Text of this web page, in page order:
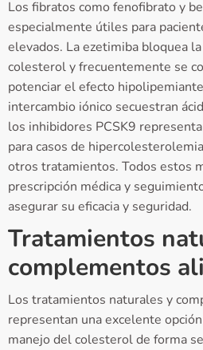
Los fibratos como fenofibrato y
especialmente útiles para
elevados. La ezetimiba bloquea
colesterol y frecuentemente se
potenciar el efecto
intercambio iónico secuestran
los inhibidores PCSK9
para casos de
otros tratamientos. Todos estos
prescripción médica y
asegurar su eficacia y seguridad.
Tratamientos
complementos
Los tratamientos naturales y
representan una excelente
manejo del colesterol de forma